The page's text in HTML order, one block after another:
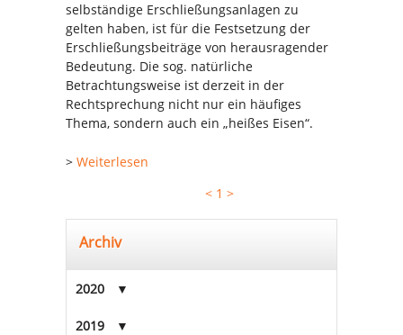
selbständige Erschließungsanlagen zu
gelten haben, ist für die Festsetzung der
Erschließungsbeiträge von herausragender
Bedeutung. Die sog. natürliche
Betrachtungsweise ist derzeit in der
Rechtsprechung nicht nur ein häufiges
Thema, sondern auch ein „heißes Eisen“.
> Weiterlesen
< 1 >
Archiv
2020
2019